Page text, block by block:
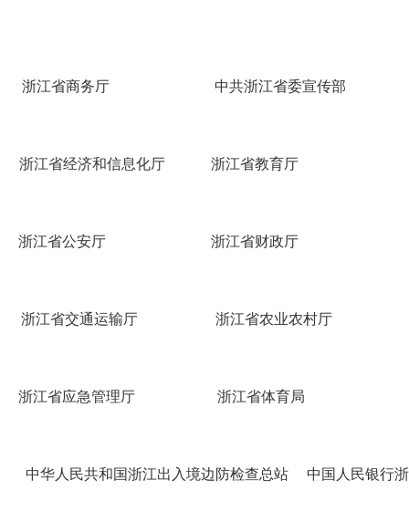
浙江省商务厅 中共浙江省委宣传部 浙
浙江省经济和信息化厅 浙江省教育
浙江省公安厅 浙江省财政厅
浙江省交通运输厅 浙江省农业农村厅 浙
浙江省应急管理厅 浙江省体育
中华人民共和国浙江出入境边防检查总站 中国人民银行